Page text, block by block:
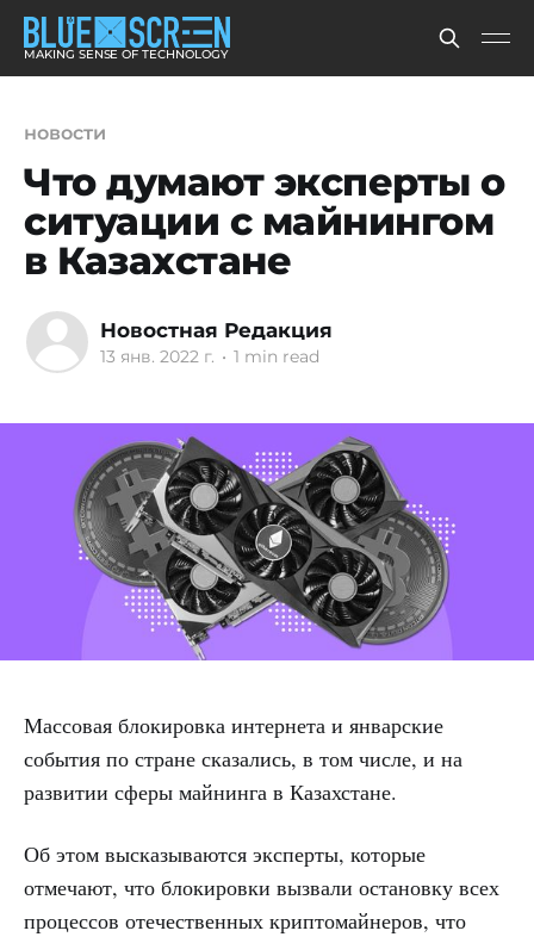
MAKING SENSE OF TECHNOLOGY
новости
Что думают эксперты о
ситуации с майнингом
в Казахстане
Новостная Редакция
13 янв. 2022 г. • 1 min read
Массовая блокировка интернета и январские
события по стране сказались, в том числе, и на
развитии сферы майнинга в Казахстане.
Об этом высказываются эксперты, которые
отмечают, что блокировки вызвали остановку всех
процессов отечественных криптомайнеров, что